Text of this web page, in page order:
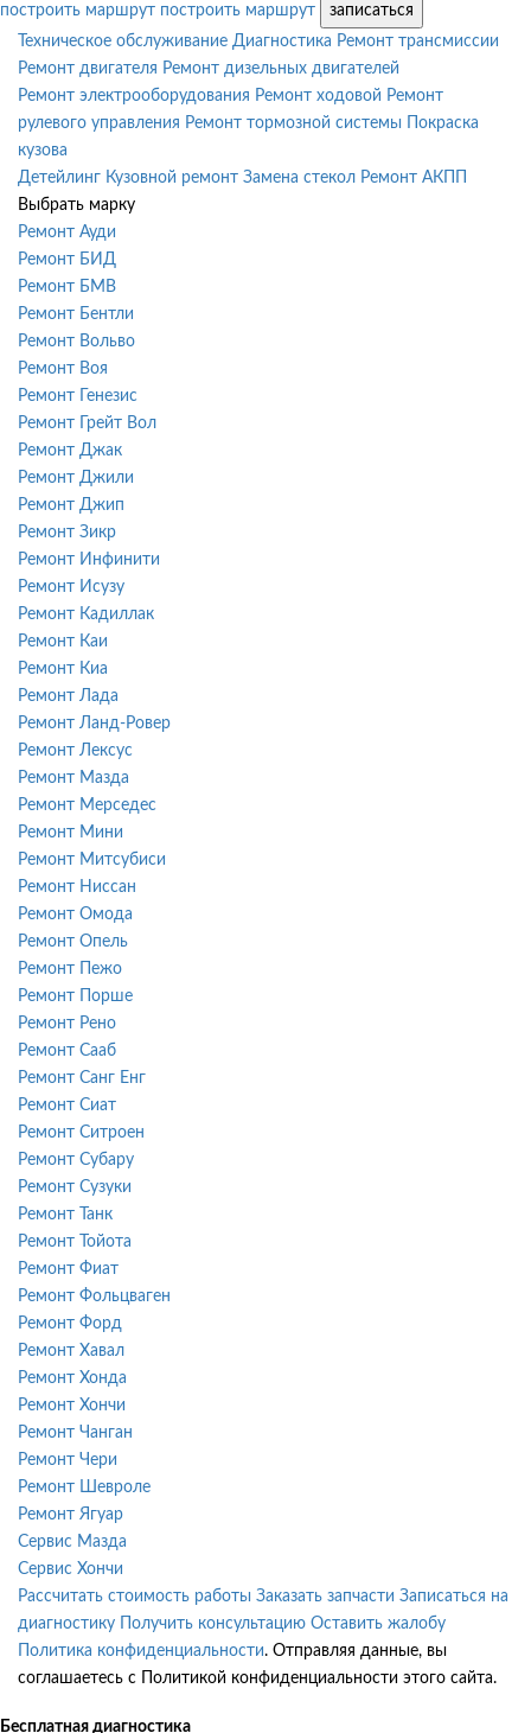
построить маршрут построить маршрут
записаться
Техническое обслуживание Диагностика Ремонт трансмиссии
Ремонт двигателя Ремонт дизельных двигателей
Ремонт электрооборудования Ремонт ходовой Ремонт
рулевого управления Ремонт тормозной системы
Покраска
кузова
Детейлинг Кузовной ремонт Замена стекол Ремонт АКПП
Выбрать марку
Ремонт Ауди
Ремонт БИД
Ремонт БМВ
Ремонт Бентли
Ремонт Вольво
Ремонт Воя
Ремонт Генезис
Ремонт Грейт Вол
Ремонт Джак
Ремонт Джили
Ремонт Джип
Ремонт Зикр
Ремонт Инфинити
Ремонт Исузу
Ремонт Кадиллак
Ремонт Каи
Ремонт Киа
Ремонт Лада
Ремонт Ланд-Ровер
Ремонт Лексус
Ремонт Мазда
Ремонт Мерседес
Ремонт Мини
Ремонт Митсубиси
Ремонт Ниссан
Ремонт Омода
Ремонт Опель
Ремонт Пежо
Ремонт Порше
Ремонт Рено
Ремонт Сааб
Ремонт Санг Енг
Ремонт Сиат
Ремонт Ситроен
Ремонт Субару
Ремонт Сузуки
Ремонт Танк
Ремонт Тойота
Ремонт Фиат
Ремонт Фольцваген
Ремонт Форд
Ремонт Хавал
Ремонт Хонда
Ремонт Хончи
Ремонт Чанган
Ремонт Чери
Ремонт Шевроле
Ремонт Ягуар
Сервис Мазда
Сервис Хончи
Рассчитать стоимость работы Заказать запчасти Записаться на
диагностику
Получить консультацию Оставить жалобу
Политика конфиденциальности. Отправляя данные, вы
соглашаетесь с Политикой конфиденциальности этого сайта.
Бесплатная диагностика